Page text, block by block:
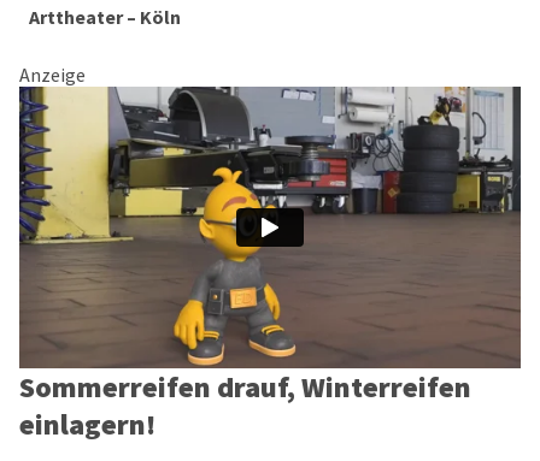
Arttheater – Köln
Anzeige
Sommerreifen drauf, Winterreifen
einlagern!